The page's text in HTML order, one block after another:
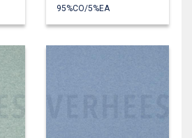
95%CO/5%EA